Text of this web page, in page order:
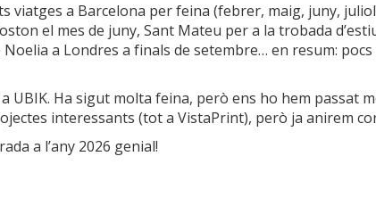
a Barcelona per feina (febrer, maig, juny,
el mes de juny, Sant Mateu per a la trobada
a Londres a finals de setembre… en resum:
Ha sigut molta feina, però ens ho hem passat
interessants (tot a VistaPrint), però ja anirem
a l’any 2026 genial!